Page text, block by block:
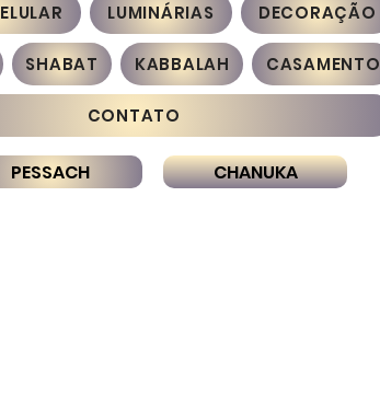
LUMINÁRIAS DECORAÇÃO
SHABAT KABBALAH CASAMENTO
CONTATO
PESSACH CHANUKA